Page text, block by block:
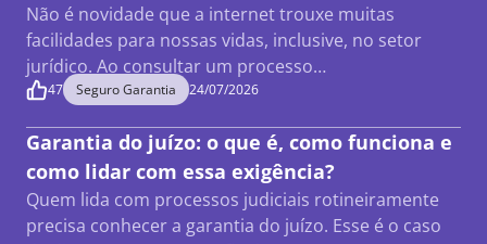
Não é novidade que a internet trouxe muitas
facilidades para nossas vidas, inclusive, no setor
jurídico. Ao consultar um processo…
47 Seguro Garantia 24/07/2026
Garantia do juízo: o que é, como funciona e
como lidar com essa exigência?
Quem lida com processos judiciais rotineiramente
precisa conhecer a garantia do juízo. Esse é o caso